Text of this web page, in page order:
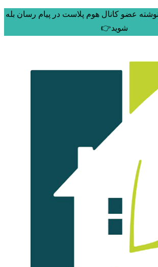
عضو کانال هوم پلاست در پیام رسان بله
شوید👉